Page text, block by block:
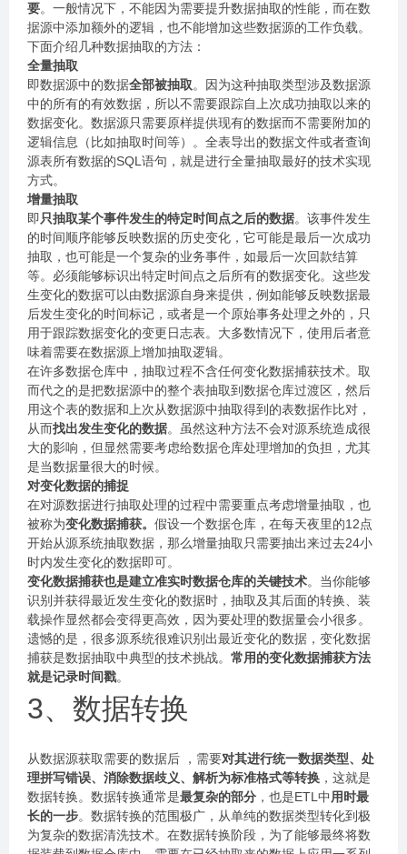
要。一般情况下，不能因为需要提升数据抽取的性能，而在数
据源中添加额外的逻辑，也不能增加这些数据源的工作负载。
下面介绍几种数据抽取的方法：
全量抽取
即数据源中的数据全部被抽取。因为这种抽取类型涉及数据源
中的所有的有效数据，所以不需要跟踪自上次成功抽取以来的
数据变化。数据源只需要原样提供现有的数据而不需要附加的
逻辑信息（比如抽取时间等）。全表导出的数据文件或者查询
源表所有数据的SQL语句，就是进行全量抽取最好的技术实现
方式。
增量抽取
即只抽取某个事件发生的特定时间点之后的数据。该事件发生
的时间顺序能够反映数据的历史变化，它可能是最后一次成功
抽取，也可能是一个复杂的业务事件，如最后一次回款结算
等。必须能够标识出特定时间点之后所有的数据变化。这些发
生变化的数据可以由数据源自身来提供，例如能够反映数据最
后发生变化的时间标记，或者是一个原始事务处理之外的，只
用于跟踪数据变化的变更日志表。大多数情况下，使用后者意
味着需要在数据源上增加抽取逻辑。
在许多数据仓库中，抽取过程不含任何变化数据捕获技术。取
而代之的是把数据源中的整个表抽取到数据仓库过渡区，然后
用这个表的数据和上次从数据源中抽取得到的表数据作比对，
从而找出发生变化的数据。虽然这种方法不会对源系统造成很
大的影响，但显然需要考虑给数据仓库处理增加的负担，尤其
是当数据量很大的时候。
对变化数据的捕捉
在对源数据进行抽取处理的过程中需要重点考虑增量抽取，也
被称为变化数据捕获。 假设一个数据仓库，在每天夜里的12点
开始从源系统抽取数据，那么增量抽取只需要抽出来过去24小
时内发生变化的数据即可。
变化数据捕获也是建立准实时数据仓库的关键技术。当你能够
识别并获得最近发生变化的数据时，抽取及其后面的转换、装
载操作显然都会变得更高效，因为要处理的数据量会小很多。
遗憾的是，很多源系统很难识别出最近变化的数据，变化数据
捕获是数据抽取中典型的技术挑战。 常用的变化数据捕获方法
就是记录时间戳。
3、数据转换
从数据源获取需要的数据后 ，需要对其进行统一数据类型、处
理拼写错误、消除数据歧义、解析为标准格式等转换 ，这就是
数据转换。数据转换通常是最复杂的部分 ，也是ETL中用时最
长的一步。数据转换的范围极广，从单纯的数据类型转化到极
为复杂的数据清洗技术。在数据转换阶段，为了能够最终将数